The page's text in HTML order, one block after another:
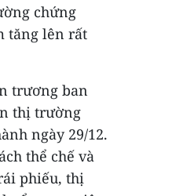
chứng
tăng lên rất
trương ban
thị trường
ngày 29/12.
thể chế và
phiếu, thị